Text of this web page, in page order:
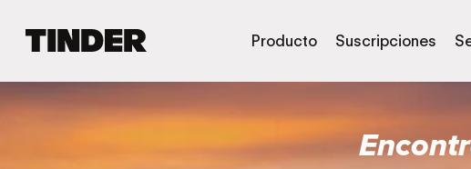
i
Producto Suscripciones